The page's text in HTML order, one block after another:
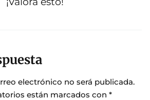
electrónico no será publicada.
están marcados con *